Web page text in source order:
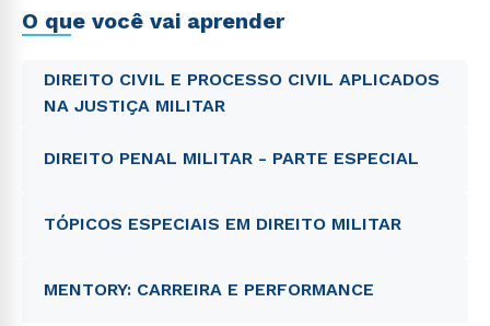
O que você vai aprender
DIREITO CIVIL E PROCESSO CIVIL APLICADOS
NA JUSTIÇA MILITAR
DIREITO PENAL MILITAR - PARTE ESPECIAL
TÓPICOS ESPECIAIS EM DIREITO MILITAR
MENTORY: CARREIRA E PERFORMANCE